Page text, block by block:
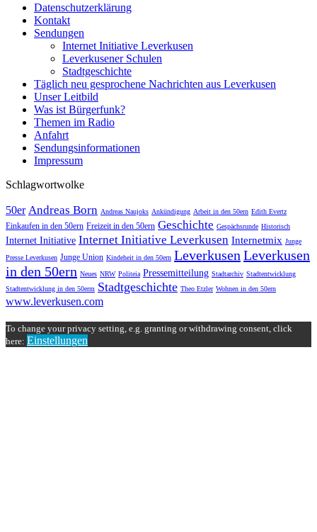
Datenschutzerklärung
Kontakt
Sendungen
Internet Initiative Leverkusen
Leverkusener Schulen
Stadtgeschichte
Täglich neu gesprochene Nachrichten aus Leverkusen
Unser Leitbild
Was ist Bürgerfunk?
Themen im Radio
Anfahrt
Sendungsinformationen
Impressum
Schlagwortwolke
50er Andreas Born Andreas Naujoks Ankündigung Arbeit in den 50ern Edith Evertz
Einkaufen in den 50ern Freizeit in den 50ern Geschichte Gespächsrunde Historisch
Internet Initiative Internet Initiative Leverkusen Internetmix Junge
Presse Leverkusen Junge Union Kindeheit in den 50ern Leverkusen Leverkusen
in den 50ern Neues NRW Politeia Pressemitteilung Stadtarchiv Stadtentwicklung
Stadtentwicklung in den 50erm Stadtgeschichte Theo Etzler Wohnen in den 50ern
www.leverkusen.com
To change your privacy setting, e.g. granting or withdrawing consent, click
here: Einstellungen